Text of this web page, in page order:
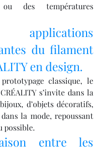
ou des températures
du filament
en design.
classique, le
s’invite dans la
d’objets décoratifs,
la mode, repoussant
possible.
entre les